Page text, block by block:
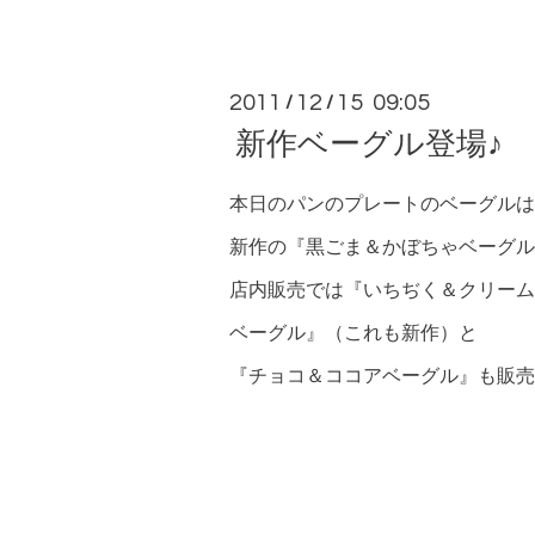
2011 / 12 / 15 09:05
新作ベーグル登場♪
本日のパンのプレートのベーグルは
新作の『黒ごま＆かぼちゃベーグ
店内販売では『いちぢく＆クリー
ベーグル』（これも新作）と
『チョコ＆ココアベーグル』も販